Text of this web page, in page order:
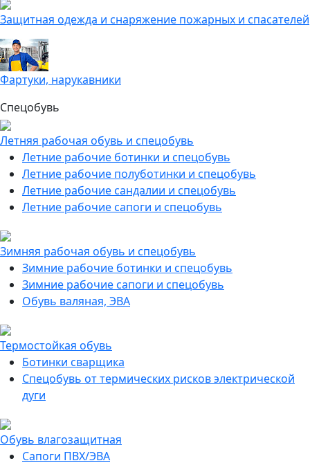
Защитная одежда и снаряжение пожарных и спасателей
Фартуки, нарукавники
Спецобувь
Летняя рабочая обувь и спецобувь
Летние рабочие ботинки и спецобувь
Летние рабочие полуботинки и спецобувь
Летние рабочие сандалии и спецобувь
Летние рабочие сапоги и спецобувь
Зимняя рабочая обувь и спецобувь
Зимние рабочие ботинки и спецобувь
Зимние рабочие сапоги и спецобувь
Обувь валяная, ЭВА
Термостойкая обувь
Ботинки сварщика
Спецобувь от термических рисков электрической
дуги
Обувь влагозащитная
Сапоги ПВХ/ЭВА